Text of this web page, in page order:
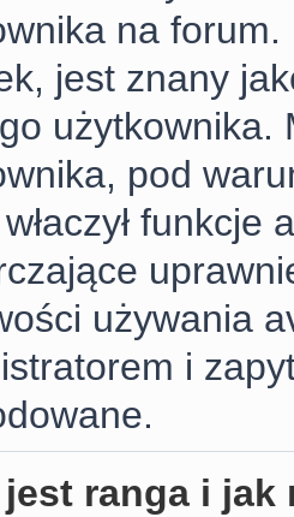
na
jest znany
użytkownika.
pod
funkcje
używania
i
ranga i jak